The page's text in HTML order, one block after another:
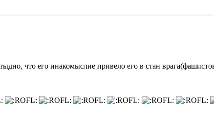
что его инакомыслие привело его в стан